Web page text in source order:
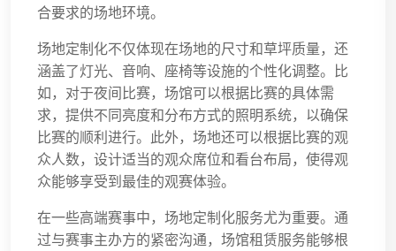
合要求的场地环境。
场地定制化不仅体现在场地的尺寸和草坪质量，还
涵盖了灯光、音响、座椅等设施的个性化调整。比
如，对于夜间比赛，场馆可以根据比赛的具体需
求，提供不同亮度和分布方式的照明系统，以确保
比赛的顺利进行。此外，场地还可以根据比赛的观
众人数，设计适当的观众席位和看台布局，使得观
众能够享受到最佳的观赛体验。
在一些高端赛事中，场地定制化服务尤为重要。通
过与赛事主办方的紧密沟通，场馆租赁服务能够根